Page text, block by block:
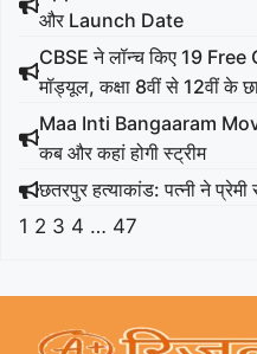
और Launch Date
CBSE ने लॉन्च किए 19
मॉड्यूल, कक्षा 8वीं से 12वीं के
Maa Inti Bangaaram
कब और कहां होगी स्ट्रीम
छतरपुर हत्याकांड: पत्नी ने
1 2 3 4 … 47